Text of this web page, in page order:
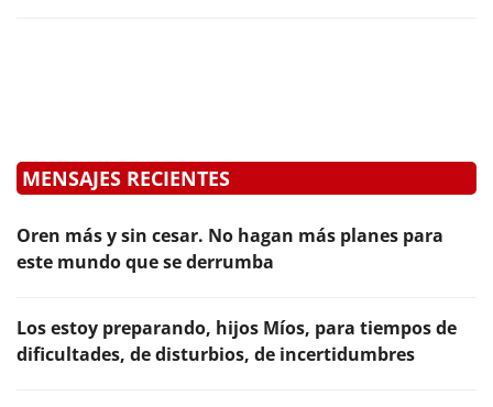
MENSAJES RECIENTES
Oren más y sin cesar. No hagan más planes para
este mundo que se derrumba
Los estoy preparando, hijos Míos, para tiempos de
dificultades, de disturbios, de incertidumbres